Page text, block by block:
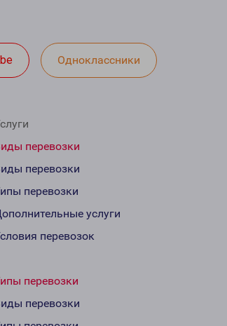
Одноклассники
перевозки
перевозки
перевозки
услуги
перевозок
перевозки
перевозки